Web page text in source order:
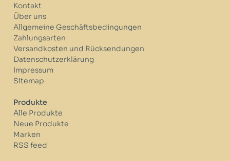
Kontakt
Über uns
Allgemeine Geschäftsbedingungen
Zahlungsarten
Versandkosten und Rücksendungen
Datenschutzerklärung
Impressum
Sitemap
Produkte
Alle Produkte
Neue Produkte
Marken
RSS feed